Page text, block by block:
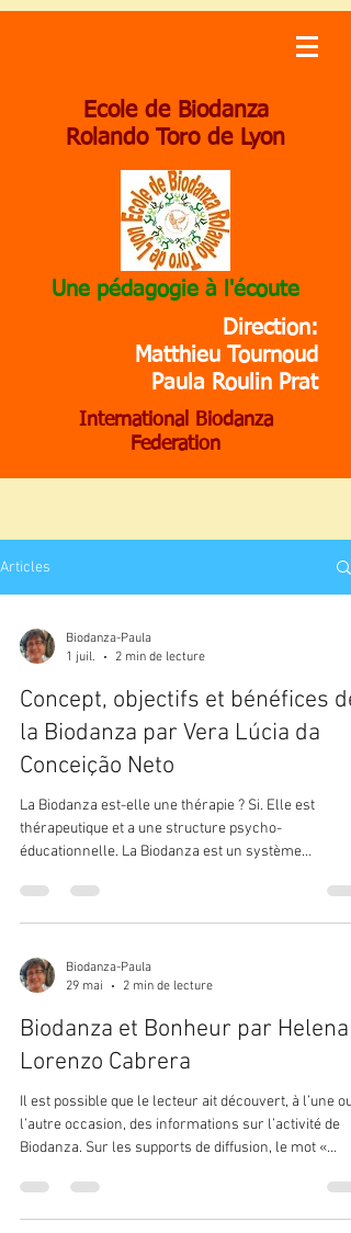
Ecole de Biodanza
Rolando Toro de Lyon
Une pédagogie à l'écoute
Direction:
Matthieu Tournoud
Paula Roulin Prat
International Biodanza
Federation
Articles
Biodanza-Paula
1 juil.
2 min de lecture
Concept, objectifs et bénéfices de
la Biodanza par Vera Lúcia da
Conceição Neto
La Biodanza est-elle une thérapie ? Si. Elle est
thérapeutique et a une structure psycho-
éducationnelle. La Biodanza est un système
rééducation affective et de réapprentissage des
fonctions originaires de vie. Qu’est-ce que tout cela
appartenir à la totalité. L’intégration présente trois
aspects : à soi-même (récupérer son unité
Biodanza-Paula
29 mai
2 min de lecture
Biodanza et Bonheur par Helena
Lorenzo Cabrera
Il est possible que le lecteur ait découvert, à l’une ou
l’autre occasion, des informations sur l’activité de
Biodanza. Sur les supports de diffusion, le mot «
penser que la pratique de la Biodanza permet
d’atteindre l’état tant attendu de bonheur que tout